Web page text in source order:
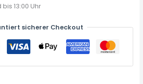
13:00 Uhr
sicherer Checkout